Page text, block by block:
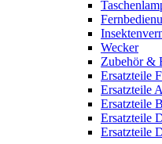
Wecker
Zubehör &
Ersatzteile
Ersatzteile
Ersatzteile
Ersatzteile
Ersatzteile